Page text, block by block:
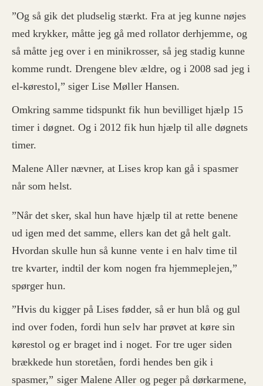
”Og så gik det pludselig stærkt. Fra at jeg kunne nøjes
med krykker, måtte jeg gå med rollator derhjemme, og
så måtte jeg over i en minikrosser, så jeg stadig kunne
komme rundt. Drengene blev ældre, og i 2008 sad jeg i
el-kørestol,” siger Lise Møller Hansen.
Omkring samme tidspunkt fik hun bevilliget hjælp 15
timer i døgnet. Og i 2012 fik hun hjælp til alle døgnets
timer.
Malene Aller nævner, at Lises krop kan gå i spasmer
når som helst.
”Når det sker, skal hun have hjælp til at rette benene
ud igen med det samme, ellers kan det gå helt galt.
Hvordan skulle hun så kunne vente i en halv time til
tre kvarter, indtil der kom nogen fra hjemmeplejen,”
spørger hun.
”Hvis du kigger på Lises fødder, så er hun blå og gul
ind over foden, fordi hun selv har prøvet at køre sin
kørestol og er braget ind i noget. For tre uger siden
brækkede hun storetåen, fordi hendes ben gik i
spasmer,” siger Malene Aller og peger på dørkarmene,